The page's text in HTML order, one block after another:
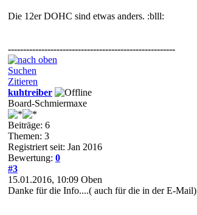
Die 12er DOHC sind etwas anders. :blll:
-------------------------------------------------------
Suchen
Zitieren
kuhtreiber
Board-Schmiermaxe
Beiträge: 6
Themen: 3
Registriert seit: Jan 2016
Bewertung: 0
#3
15.01.2016, 10:09 Oben
Danke für die Info....( auch für die in der E-Mail)